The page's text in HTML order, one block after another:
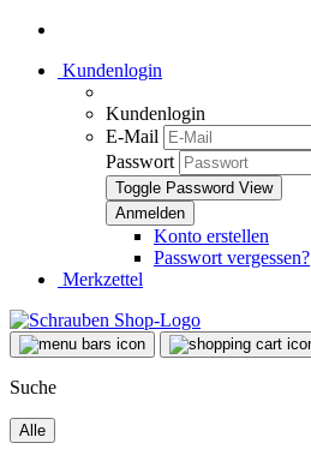
Kundenlogin
Kundenlogin
E-Mail
Passwort
Toggle Password View
Konto erstellen
Passwort vergessen?
Merkzettel
Suche
Alle